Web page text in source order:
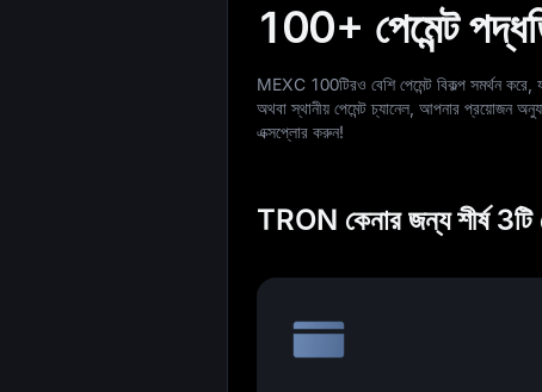
100+ পেমেন্ট
MEXC 100টিরও বেশি পেমেন্ট বিকল্প সমর্থন
অথবা স্থানীয় পেমেন্ট চ্যানেল, আপনার প্রয়োজন
এক্সপ্লোর করুন!
TRON কেনার জন্য শীর্ষ 3টি